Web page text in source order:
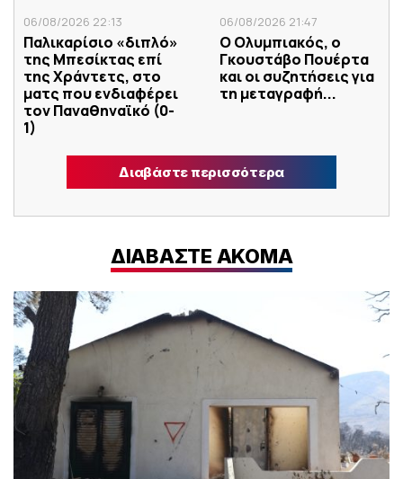
06/08/2026 22:13
Παλικαρίσιο «διπλό»
της Μπεσίκτας επί
της Χράντετς, στο
ματς που ενδιαφέρει
τον Παναθηναϊκό (0-
1)
06/08/2026 21:47
Ο Ολυμπιακός, ο
Γκουστάβο Πουέρτα
και οι συζητήσεις για
τη μεταγραφή...
Διαβάστε περισσότερα
ΔΙΑΒΑΣΤΕ ΑΚΟΜΑ